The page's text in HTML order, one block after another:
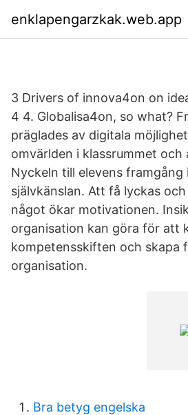
enklapengarzkak.web.app
3 Drivers of innova4on on
4 4. Globalisa4on, so what?
präglades av digitala
omvärlden i klassrummet
Nyckeln till elevens framgång
självkänslan. Att få lyckas
något ökar motivationen.
organisation kan göra för att
kompetensskiften och skapa
organisation.
Bra betyg engelska